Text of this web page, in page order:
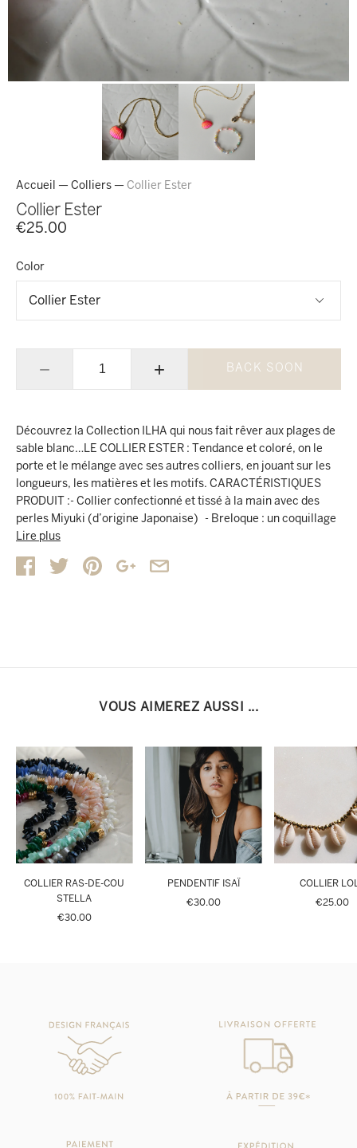
Accueil — Colliers — Collier Ester
Collier Ester
€25.00
Color
− + BACK SOON
Découvrez la Collection ILHA qui nous fait rêver aux plages de
sable blanc…LE COLLIER ESTER : Tendance et coloré, on le
porte et le mélange avec ses autres colliers, en jouant sur les
longueurs, les matières et les motifs. CARACTÉRISTIQUES
PRODUIT :- Collier confectionné et tissé à la main avec des
perles Miyuki (d’origine Japonaise) - Breloque : un coquillage
naturel au liseré doré, de couleur dégradée rose et oranger
avec un effet tie and dye- Ajustable avec un nœud coulissant, à
porter en ras-de-cou ou en collier classique (longueur de
Lire plus
VOUS AIMEREZ AUSSI ...
COLLIER RAS-DE-COU
STELLA
€30.00
PENDENTIF ISAÏ
€30.00
COLLIER
€25.00